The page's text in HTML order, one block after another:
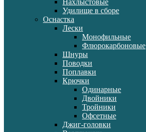
Нахлыстовые
Удилище в сборе
Оснастка
Лески
Монофильные
Флюрокарбоновые
Шнуры
Поводки
Поплавки
Крючки
Одинарные
Двойники
Тройники
Офсетные
Джиг-головки